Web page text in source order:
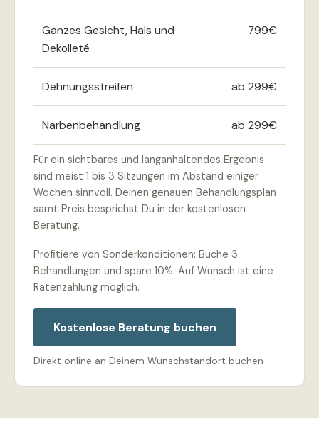
Ganzes Gesicht, Hals und
Dekolleté
799€
Dehnungsstreifen ab 299€
Narbenbehandlung ab 299€
Für ein sichtbares und langanhaltendes Ergebnis
sind meist 1 bis 3 Sitzungen im Abstand einiger
Wochen sinnvoll. Deinen genauen Behandlungsplan
samt Preis besprichst Du in der kostenlosen
Beratung.
Profitiere von Sonderkonditionen: Buche 3
Behandlungen und spare 10%. Auf Wunsch ist eine
Ratenzahlung möglich.
Kostenlose Beratung buchen
Direkt online an Deinem Wunschstandort buchen